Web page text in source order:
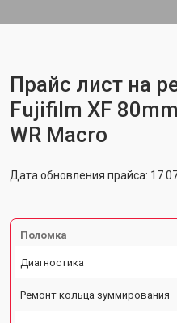
Прайс лист на
Fujifilm XF
WR Macro
Дата обновления прайса:
Поломка
Диагностика
Ремонт кольца зуммирования